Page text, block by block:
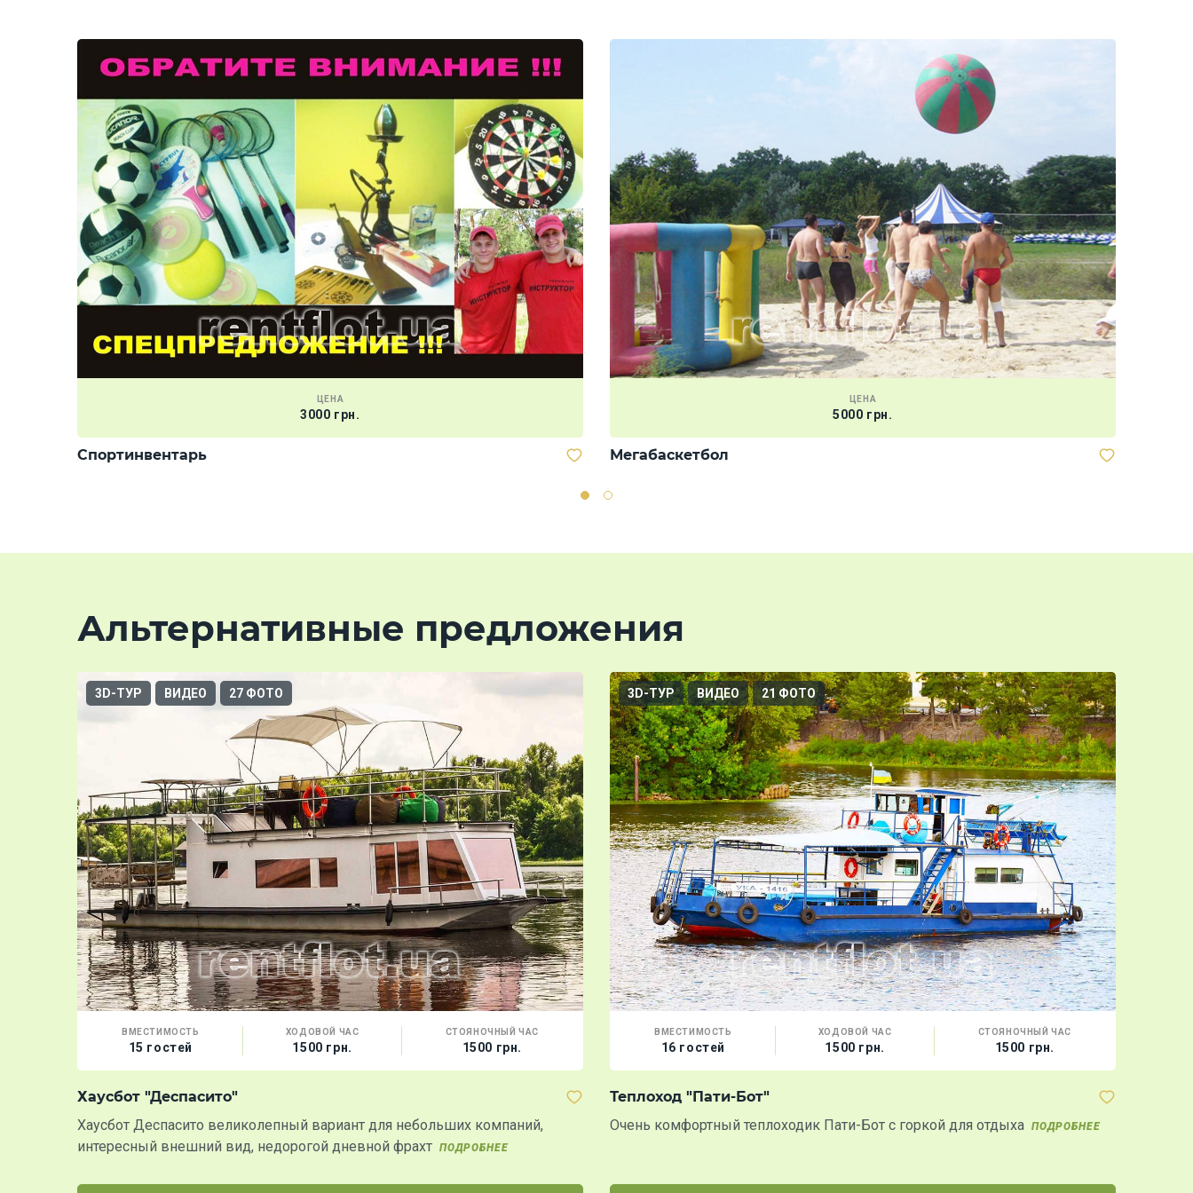
ЦЕНА
3000 грн.
Спортинвентарь
ЦЕНА
5000 грн.
Мегабаскетбол
Альтернативные предложения
3D-ТУР ВИДЕО 27 ФОТО
ВМЕСТИМОСТЬ
15 гостей
ХОДОВОЙ ЧАС
1500 грн.
СТОЯНОЧНЫЙ ЧАС
1500 грн.
Хаусбот "Деспасито"
Хаусбот Деспасито великолепный вариант для небольших компаний,
интересный внешний вид, недорогой дневной фрахт ПОДРОБНЕЕ
3D-ТУР ВИДЕО 21 ФОТО
ВМЕСТИМОСТЬ
16 гостей
ХОДОВОЙ ЧАС
1500 грн.
СТОЯНОЧНЫЙ ЧАС
1500 грн.
Теплоход "Пати-Бот"
Очень комфортный теплоходик Пати-Бот с горкой для отдыха ПОДРОБНЕЕ